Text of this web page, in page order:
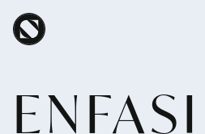
Overslaan en naar de inhoud gaan
ENFASI